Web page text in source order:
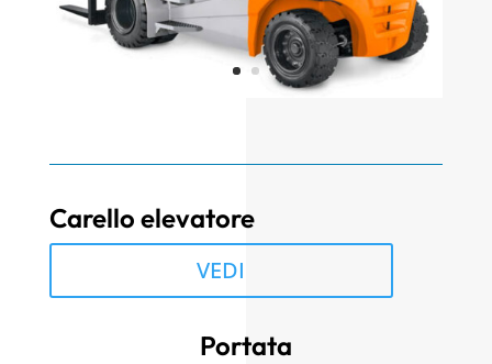
Carello elevatore
VEDI
Portata